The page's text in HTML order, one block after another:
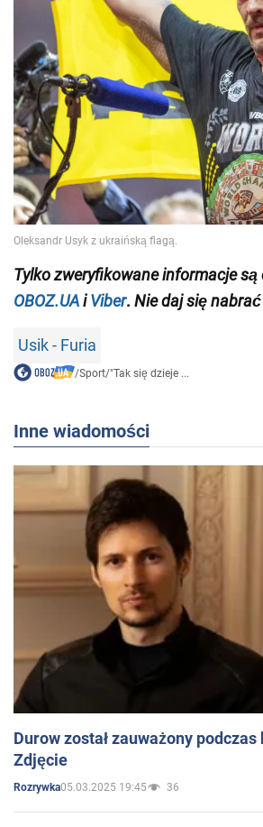
Tylkozweryfikowane informacje
OBOZ.UAiViber. Nie daj się
Usik - Furia
/Sport/"Tak się dzieje ...
Inne wiadomości
Durow został zauważony
Zdjęcie
Rozrywka05.03.2025 19:45 36